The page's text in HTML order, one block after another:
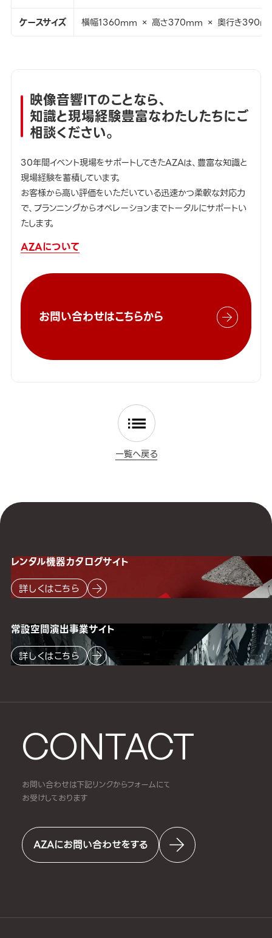
ケースサイズ
横幅1360mm × 高さ370mm × 奥行き
映像音響ITのことなら、
知識と現場経験豊富なわたしたちにご
相談ください。
30年間イベント現場をサポートしてきたAZAは、豊富な知識と
現場経験を蓄積しています。
お客様から高い評価をいただいている迅速かつ柔軟な対応力
で、プランニングからオペレーションまでトータルにサポートい
たします。
AZAについて
お問い合わせはこちらから
一覧へ戻る
CONTACT
お問い合わせは下記リンクからフォームにて
お受けしております
AZAにお問い合わせをする
レンタル機器カタログサイト
詳しくはこちら
常設空間演出事業サイト
詳しくはこちら